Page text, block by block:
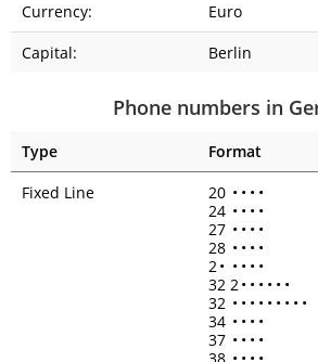
Currency:
Euro
Capital:
Berlin
Phone numbers in
Type
Format
Fixed Line
20 • • • •
24 • • • •
27 • • • •
28 • • • •
2• • • • •
32 2• • • • • •
32 • • • • • • • • •
34 • • • •
37 • • • •